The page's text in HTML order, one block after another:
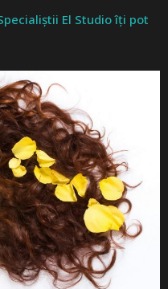
El Studio îți pot